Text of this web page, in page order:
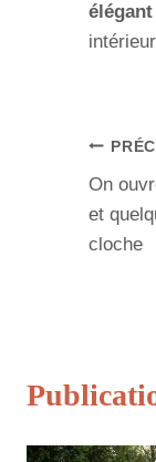
élégant
de
On
et
cloche